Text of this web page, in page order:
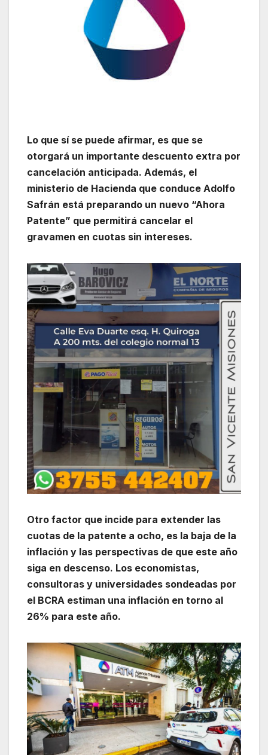
Lo que sí se puede afirmar, es que se
otorgará un importante descuento extra por
cancelación anticipada. Además, el
ministerio de Hacienda que conduce Adolfo
Safrán está preparando un nuevo “Ahora
Patente” que permitirá cancelar el
gravamen en cuotas sin intereses.
Otro factor que incide para extender las
cuotas de la patente a ocho, es la baja de la
inflación y las perspectivas de que este año
siga en descenso. Los economistas,
consultoras y universidades sondeadas por
el BCRA estiman una inflación en torno al
26% para este año.